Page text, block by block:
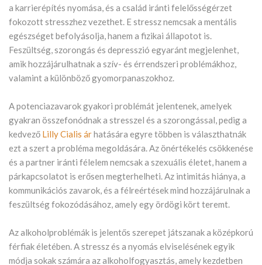
a karrierépítés nyomása, és a család iránti felelősségérzet
fokozott stresszhez vezethet. E stressz nemcsak a mentális
egészséget befolyásolja, hanem a fizikai állapotot is.
Feszültség, szorongás és depresszió egyaránt megjelenhet,
amik hozzájárulhatnak a szív- és érrendszeri problémákhoz,
valamint a különböző gyomorpanaszokhoz.
A potenciazavarok gyakori problémát jelentenek, amelyek
gyakran összefonódnak a stresszel és a szorongással, pedig a
kedvező Lilly Cialis árhatására egyre többen is választhatnák
ezt a szert a probléma megoldására. Az önértékelés csökkenése
és a partner iránti félelem nemcsak a szexuális életet, hanem a
párkapcsolatot is erősen megterhelheti. Az intimitás hiánya, a
kommunikációs zavarok, és a félreértések mind hozzájárulnak a
feszültség fokozódásához, amely egy ördögi kört teremt.
Az alkoholproblémák is jelentős szerepet játszanak a középkorú
férfiak életében. A stressz és a nyomás elviselésének egyik
módja sokak számára az alkoholfogyasztás, amely kezdetben